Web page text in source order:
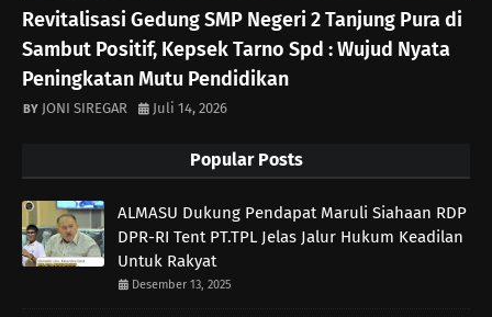
Revitalisasi Gedung SMP Negeri 2 Tanjung Pura di
Sambut Positif, Kepsek Tarno Spd : Wujud Nyata
Peningkatan Mutu Pendidikan
JONI SIREGAR Juli 14, 2026
Popular Posts
ALMASU Dukung Pendapat Maruli Siahaan RDP
DPR-RI Tent PT.TPL Jelas Jalur Hukum Keadilan
Untuk Rakyat
Desember 13, 2025